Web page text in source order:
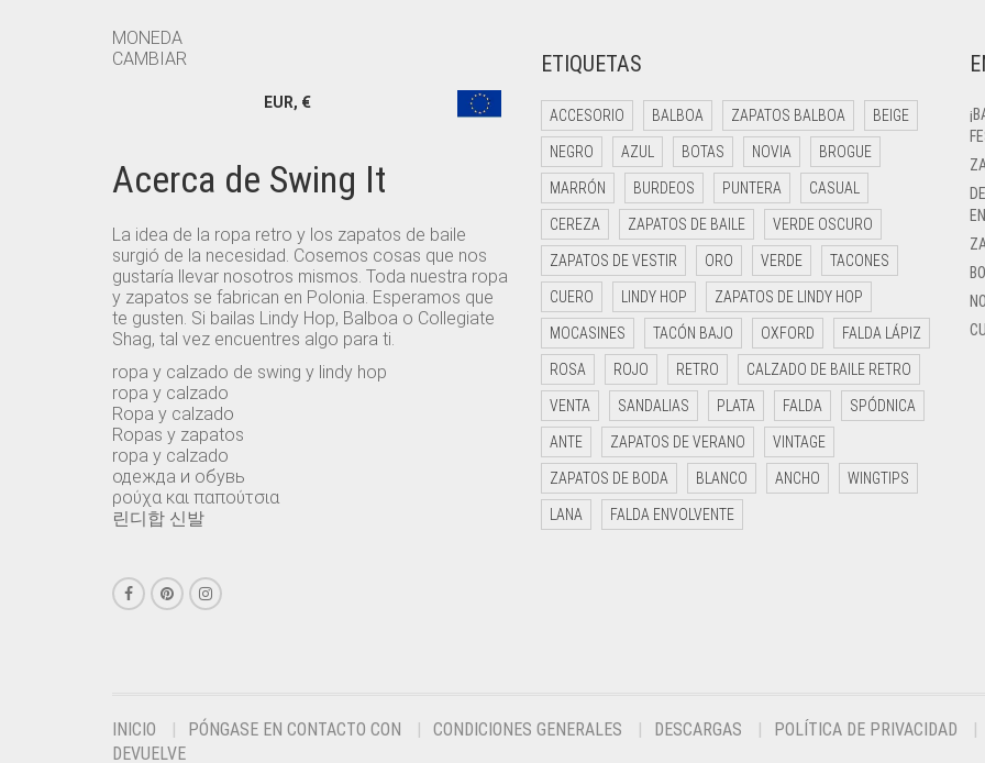
MONEDA
CAMBIAR
EUR, €
Acerca de Swing It
La idea de la ropa retro y los zapatos de baile
surgió de la necesidad. Cosemos cosas que nos
gustaría llevar nosotros mismos. Toda nuestra ropa
y zapatos se fabrican en Polonia. Esperamos que
te gusten. Si bailas Lindy Hop, Balboa o Collegiate
Shag, tal vez encuentres algo para ti.
ropa y calzado de swing y lindy hop
ropa y calzado
Ropa y calzado
Ropas y zapatos
ropa y calzado
одежда и обувь
ρούχα και παπούτσια
린디합 신발
ETIQUETAS
ACCESORIO BALBOA ZAPATOS BALBOA BEIGE
NEGRO AZUL BOTAS NOVIA BROGUE
MARRÓN BURDEOS PUNTERA CASUAL
CEREZA ZAPATOS DE BAILE VERDE OSCURO
ZAPATOS DE VESTIR ORO VERDE TACONES
CUERO LINDY HOP ZAPATOS DE LINDY HOP
MOCASINES TACÓN BAJO OXFORD FALDA LÁPIZ
ROSA ROJO RETRO CALZADO DE BAILE RETRO
VENTA SANDALIAS PLATA FALDA SPÓDNICA
ANTE ZAPATOS DE VERANO VINTAGE
ZAPATOS DE BODA BLANCO ANCHO WINGTIPS
LANA FALDA ENVOLVENTE
INICIO PÓNGASE EN CONTACTO CON CONDICIONES GENERALES DESCARGAS POLÍTICA DE PRIVACIDAD
DEVUELVE